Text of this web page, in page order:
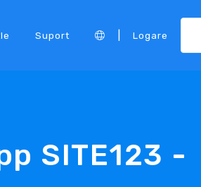
Suport Logare
SITE123 -